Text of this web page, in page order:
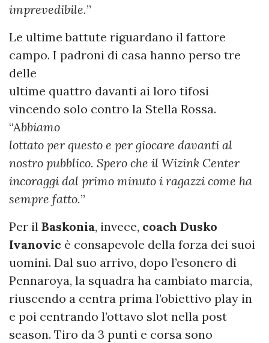
imprevedibile.”
Le ultime battute riguardano il fattore
campo. I padroni di casa hanno perso tre
delle
ultime quattro davanti ai loro tifosi
vincendo solo contro la Stella Rossa.
“Abbiamo
lottato per questo e per giocare davanti al
nostro pubblico. Spero che il Wizink Center
incoraggi dal primo minuto i ragazzi come ha
sempre fatto.”
Per il Baskonia, invece, coach Dusko
Ivanovic è consapevole della forza dei suoi
uomini. Dal suo arrivo, dopo l’esonero di
Pennaroya, la squadra ha cambiato marcia,
riuscendo a centra prima l’obiettivo play in
e poi centrando l’ottavo slot nella post
season. Tiro da 3 punti e corsa sono